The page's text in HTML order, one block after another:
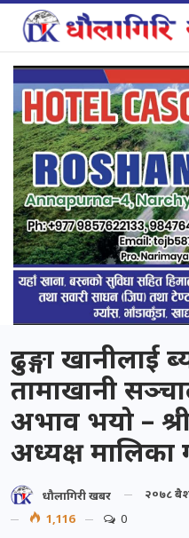
ढुङ्गा खानीलाई
तामाखानी
अभाव भयो –
अध्यक्ष मालिका
धौलागिरी खबर २०७८
1,116
0